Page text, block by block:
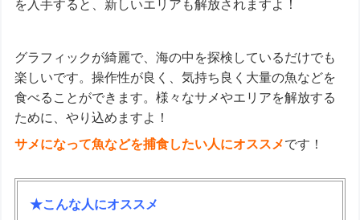
を入手すると、新しいエリアも解放されますよ！
グラフィックが綺麗で、海の中を探検しているだけでも
楽しいです。操作性が良く、気持ち良く大量の魚などを
食べることができます。様々なサメやエリアを解放する
ために、やり込めますよ！
サメになって魚などを捕食したい人にオススメです！
★こんな人にオススメ